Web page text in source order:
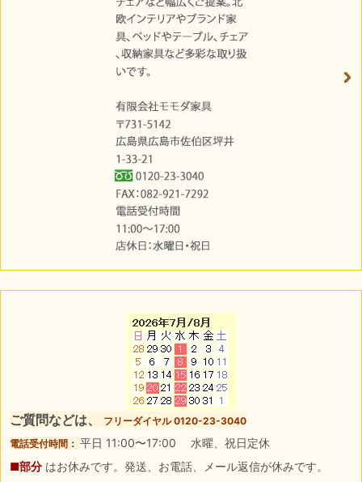
ご質問などは、
フリーダイヤル 0120-23-3040
電話受付時間： 平日 11:00〜17:00 水曜、祝日定休
■部分 はお休みです。発送、お電話、メール返信が休みです。